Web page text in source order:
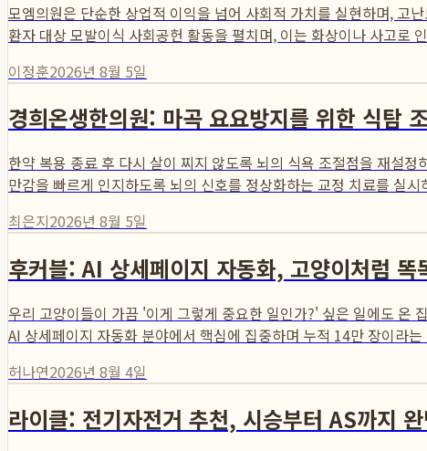
모엠의원은 단순한 상업적 이익을 넘어 사회적 가치를 실현하며, 고
환자 대상 모발이식 사회공헌 활동을 펼치며, 이는 화상이나 사고로
이정훈2026년 8월 5일
경희온생한의원: 마곡 요요방지를 위한 식탐
한약 복용 종료 후 다시 살이 찌지 않도록 뇌의 식욕 조절점을 재설
만감을 빠르게 인지하도록 뇌의 신호를 정상화하는 교정 치료를 실
최은지2026년 8월 5일
후커블: AI 상세페이지 자동화, 고양이처럼 똑
우리 고양이들이 가끔 '이게 그렇게 중요한 일인가?' 싶은 일에도 온
AI 상세페이지 자동화 분야에서 핵심에 집중하며 누적 14만 장이라
허나연2026년 8월 4일
라이클: 전기자전거 추천, 시승부터 AS까